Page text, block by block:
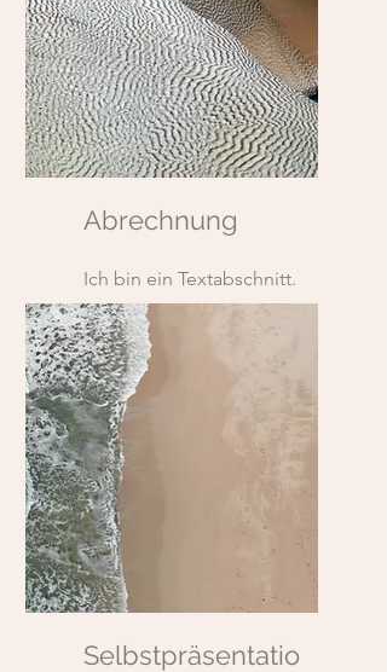
Abrechnung
Ich bin ein Textabschnitt.
Klicke hier, um den Text zu
bearbeiten.
Selbstpräsentatio